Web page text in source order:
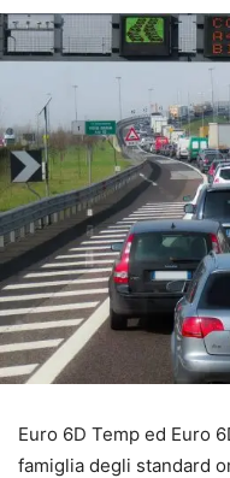
Euro 6D Temp ed Euro
famiglia degli standard